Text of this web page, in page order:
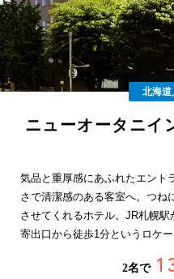
北海道
ニューオータニイ
気品と重厚感にあふれたエント
さで清潔感のある客室へ。つね
させてくれるホテル。JR札幌
寄出口から徒歩1分というロケ
2名で